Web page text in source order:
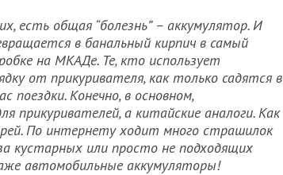
есть общая “болезнь” – аккумулятор. И
в банальный кирпич в самый
на МКАДе. Те, кто использует
от прикуривателя, как только садятся в
поездки. Конечно, в основном,
прикуривателей, а китайские аналоги. Как
По интернету ходит много страшилок
кустарных или просто не подходящих
автомобильные аккумуляторы!